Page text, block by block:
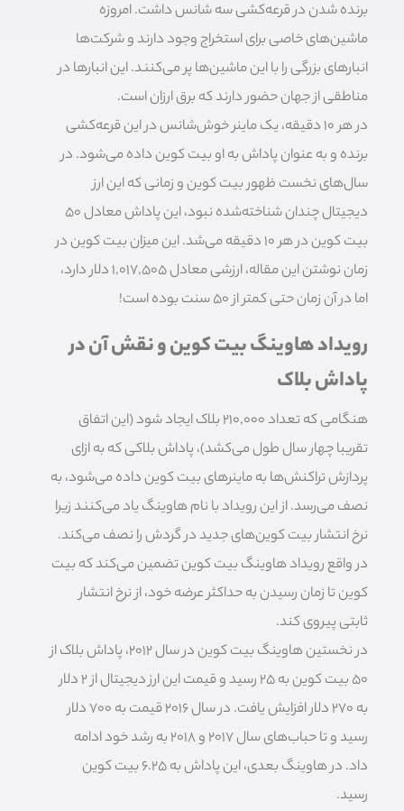
برنده شدن در قرعه‌کشی سه شانس داشت. امروزه
ماشین‌های خاصی برای استخراج وجود دارند و شرکت‌ها
انبارهای بزرگی را با این ماشین‌ها پر می‌کنند. این انبارها در
مناطقی از جهان حضور دارند که برق ارزان است.
در هر 10 دقیقه، یک ماینر خوش‌شانس در این قرعه‌کشی
برنده و به عنوان پاداش به او بیت کوین داده می‌شود. در
سال‌های نخست ظهور بیت کوین و زمانی که این ارز
دیجیتال چندان شناخته‌شده نبود، این پاداش معادل 50
بیت کوین در هر 10 دقیقه می‌شد. این میزان بیت کوین در
زمان نوشتن این مقاله، ارزشی معادل 1,017,505 دلار دارد،
اما در آن زمان حتی کمتر از 50 سنت بوده است!
رویداد هاوینگ بیت کوین و نقش آن در
پاداش بلاک
هنگامی که تعداد 210,000 بلاک ایجاد شود (این اتفاق
تقریبا چهار سال طول می‌کشد)، پاداش بلاکی که به ازای
پردازش تراکنش‌ها به ماینرهای بیت کوین داده می‌شود، به
نصف می‌رسد. از این رویداد با نام هاوینگ یاد می‌کنند زیرا
نرخ انتشار بیت کوین‌های جدید در گردش را نصف می‌کند.
در واقع رویداد هاوینگ بیت کوین تضمین می‌کند که بیت
کوین تا زمان رسیدن به حداکثر عرضه خود، از نرخ انتشار
ثابتی پیروی کند.
در نخستین هاوینگ بیت کوین در سال ۲۰۱۲، پاداش بلاک از
۵۰ بیت کوین به ۲۵ رسید و قیمت این ارز دیجیتال از ۲ دلار
به ۲۷۰ دلار افزایش یافت. در سال ۲۰۱۶ قیمت به ۷۰۰ دلار
رسید و تا حباب‌های سال ۲۰۱۷ و ۲۰۱۸ به رشد خود ادامه
داد. در هاوینگ بعدی، این پاداش به 6.25 بیت کوین
رسید.